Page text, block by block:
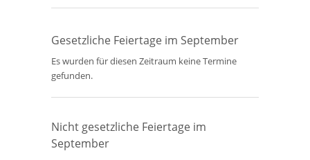
Gesetzliche Feiertage im September
Es wurden für diesen Zeitraum keine Termine
gefunden.
Nicht gesetzliche Feiertage im
September